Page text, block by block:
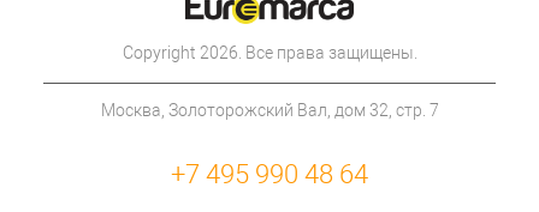
Copyright 2026. Все права защищены.
Москва, Золоторожский Вал, дом 32, стр. 7
+7 495 990 48 64